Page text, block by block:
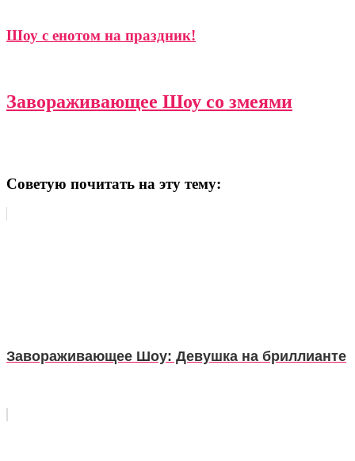
Шоу с енотом на праздник!
Завораживающее Шоу со змеями
Советую почитать на эту тему:
Завораживающее Шоу: Девушка на бриллианте